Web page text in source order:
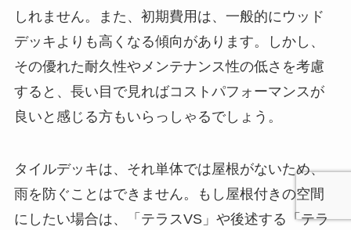
しれません。また、初期費用は、一般的にウッド
デッキよりも高くなる傾向があります。しかし、
その優れた耐久性やメンテナンス性の低さを考慮
すると、長い目で見ればコストパフォーマンスが
良いと感じる方もいらっしゃるでしょう。
タイルデッキは、それ単体では屋根がないため、
雨を防ぐことはできません。もし屋根付きの空間
にしたい場合は、「テラスVS」や後述する「テラ